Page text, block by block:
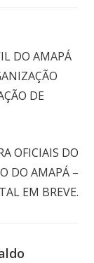
DO AMAPÁ
DE
OFICIAIS DO
DO AMAPÁ –
EM BREVE.